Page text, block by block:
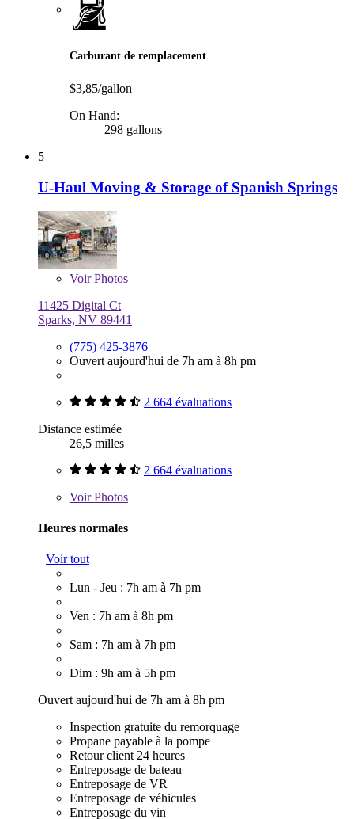
Carburant de remplacement
$3,85/gallon
On Hand:
298 gallons
5
U-Haul Moving & Storage of Spanish Springs
VoirPhotos
11425 Digital Ct
Sparks, NV 89441
(775) 425-3876
Ouvert aujourd'hui de 7h am à 8h pm
2 664 évaluations
Distance estimée
26,5 milles
2 664 évaluations
VoirPhotos
Heures normales
Voir tout
Lun - Jeu : 7h am à 7h pm
Ven : 7h am à 8h pm
Sam : 7h am à 7h pm
Dim : 9h am à 5h pm
Ouvert aujourd'hui de 7h am à 8h pm
Inspection gratuite du remorquage
Propane payable à la pompe
Retour client 24 heures
Entreposage de bateau
Entreposage de VR
Entreposage de véhicules
Entreposage du vin